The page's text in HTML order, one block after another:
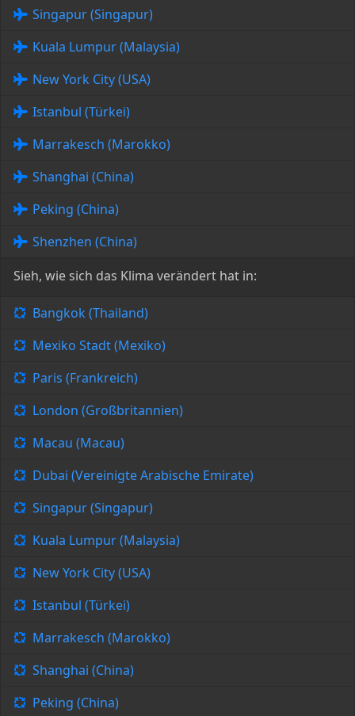
Singapur (Singapur)
Kuala Lumpur (Malaysia)
New York City (USA)
Istanbul (Türkei)
Marrakesch (Marokko)
Shanghai (China)
Peking (China)
Shenzhen (China)
Sieh, wie sich das Klima verändert hat in:
Bangkok (Thailand)
Mexiko Stadt (Mexiko)
Paris (Frankreich)
London (Großbritannien)
Macau (Macau)
Dubai (Vereinigte Arabische Emirate)
Singapur (Singapur)
Kuala Lumpur (Malaysia)
New York City (USA)
Istanbul (Türkei)
Marrakesch (Marokko)
Shanghai (China)
Peking (China)